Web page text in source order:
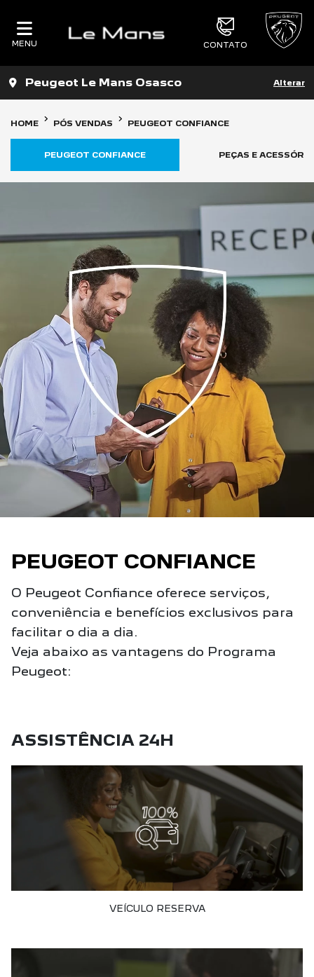
MENU CONTATO
Peugeot Le Mans Osasco Alterar
HOME PÓS VENDAS PEUGEOT CONFIANCE
PEUGEOT CONFIANCE PEÇAS E
PEUGEOT CONFIANCE
O Peugeot Confiance oferece serviços,
conveniência e benefícios exclusivos para
facilitar o dia a dia.
Veja abaixo as vantagens do Programa
Peugeot:
ASSISTÊNCIA 24H
VEÍCULO RESERVA